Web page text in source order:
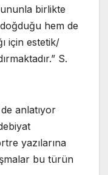
birlikte
hem de
için estetik/
S.
anlatıyor
yazılarına
bu türün